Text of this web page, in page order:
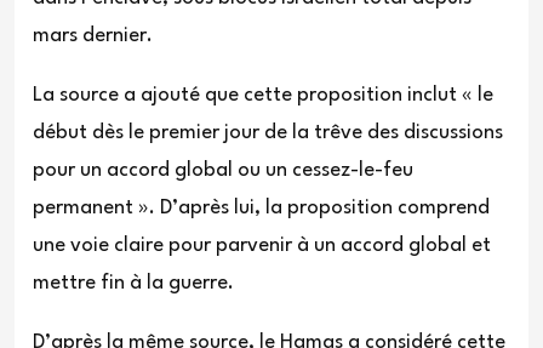
mars dernier.
La source a ajouté que cette proposition inclut « le
début dès le premier jour de la trêve des discussions
pour un accord global ou un cessez-le-feu
permanent ». D’après lui, la proposition comprend
une voie claire pour parvenir à un accord global et
mettre fin à la guerre.
D’après la même source, le Hamas a considéré cette